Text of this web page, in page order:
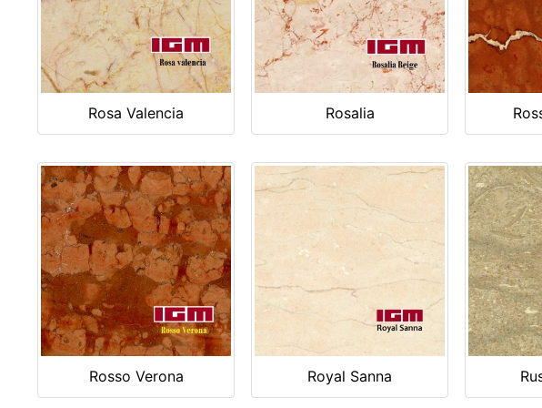
Rosa Valencia Rosalia
Rosso Verona Royal Sanna